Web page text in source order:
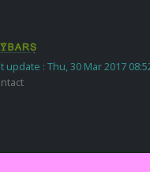
update : Thu, 30 Mar 2017